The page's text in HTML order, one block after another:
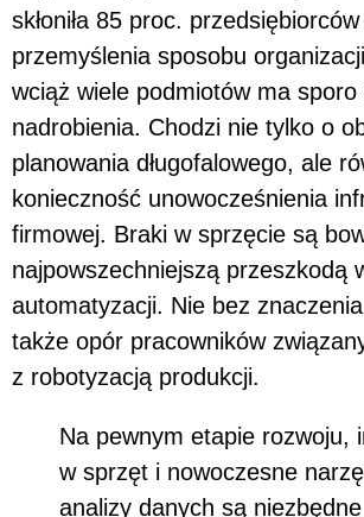
skłoniła 85 proc.
przemyślenia sposobu
wciąż wiele podmiotów ma sporo
nadrobienia. Chodzi nie tylko o
planowania długofalowego, ale
konieczność unowocześnienia
firmowej. Braki w sprzęcie są
najpowszechniejszą przeszkodą
automatyzacji. Nie bez
także opór pracowników
z robotyzacją produkcji.
Na pewnym etapie rozwoju,
w sprzęt i nowoczesne
analizy danych są